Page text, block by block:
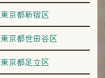
東京都新宿区
東京都世田谷区
東京都足立区